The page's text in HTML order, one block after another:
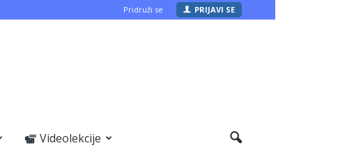
Pridruži se PRIJAVI SE
Videolekcije